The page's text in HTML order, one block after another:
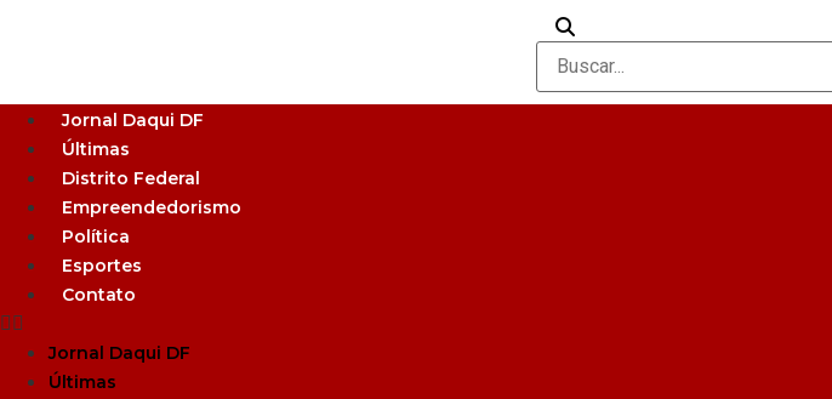
Jornal Daqui DF
Últimas
Distrito Federal
Empreendedorismo
Política
Esportes
Contato
Jornal Daqui DF
Últimas